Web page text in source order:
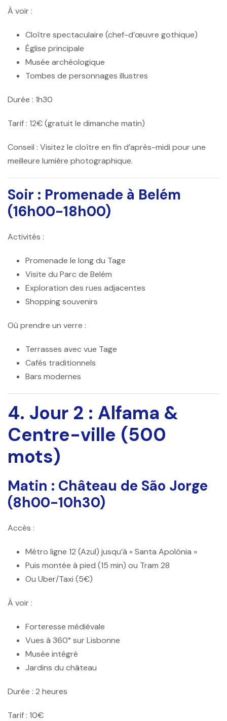
À voir :
Cloître spectaculaire (chef-d’œuvre gothique)
Église principale
Musée archéologique
Tombes de personnages illustres
Durée : 1h30
Tarif : 12€ (gratuit le dimanche matin)
Conseil : Visitez le cloître en fin d’après-midi pour une
meilleure lumière photographique.
Soir : Promenade à Belém
(16h00-18h00)
Activités :
Promenade le long du Tage
Visite du Parc de Belém
Exploration des rues adjacentes
Shopping souvenirs
Où prendre un verre :
Terrasses avec vue Tage
Cafés traditionnels
Bars modernes
4. Jour 2 : Alfama &
Centre-ville (500
mots)
Matin : Château de São Jorge
(8h00-10h30)
Accès :
Métro ligne 12 (Azul) jusqu’à « Santa Apolónia »
Puis montée à pied (15 min) ou Tram 28
Ou Uber/Taxi (5€)
À voir :
Forteresse médiévale
Vues à 360° sur Lisbonne
Musée intégré
Jardins du château
Durée : 2 heures
Tarif : 10€